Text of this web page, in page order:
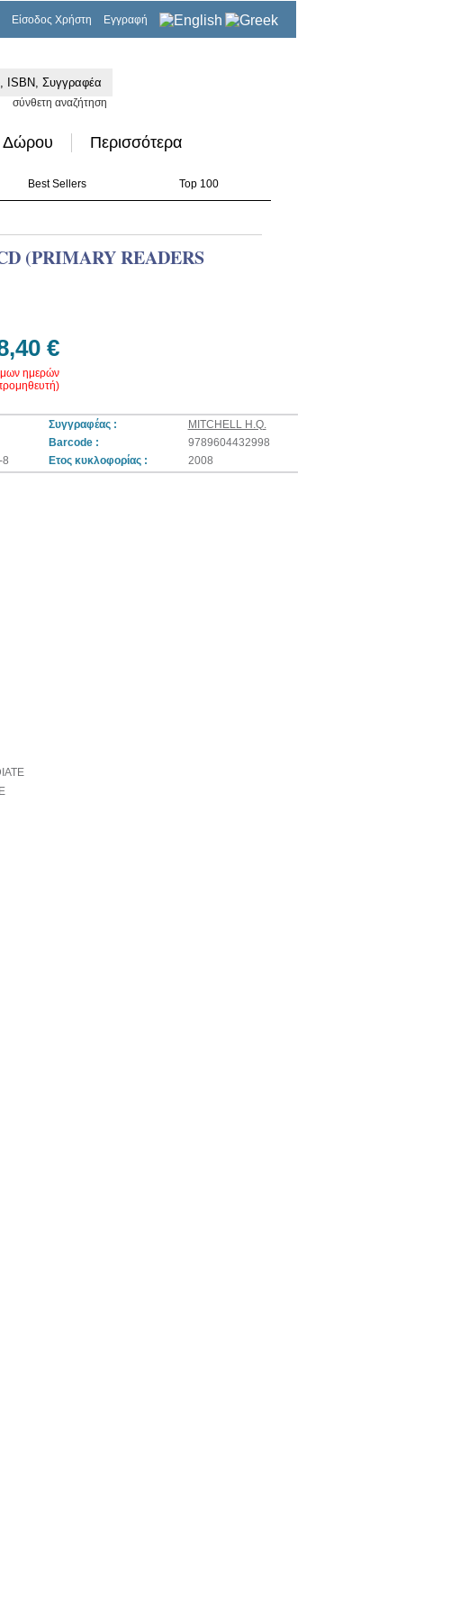
Είσοδος Χρήστη Εγγραφή
σύνθετη αναζήτηση
Δώρου Περισσότερα
Best Sellers Top 100
(PRIMARY READERS
€
ημερών
Συγγραφέας :
MITCHELL H.Q.
Barcode :
9789604432998
8 Ετος κυκλοφορίας : 2008